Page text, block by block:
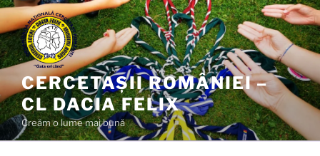
Sari
la
conținut
CERCETAȘII ROMÂNIEI –
CL DACIA FELIX
Creăm o lume mai bună